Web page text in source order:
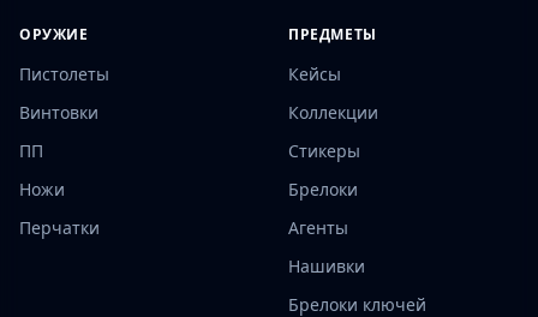
ОРУЖИЕ
Пистолеты
Винтовки
ПП
Ножи
Перчатки
ПРЕДМЕТЫ
Кейсы
Коллекции
Стикеры
Брелоки
Агенты
Нашивки
Брелоки ключей